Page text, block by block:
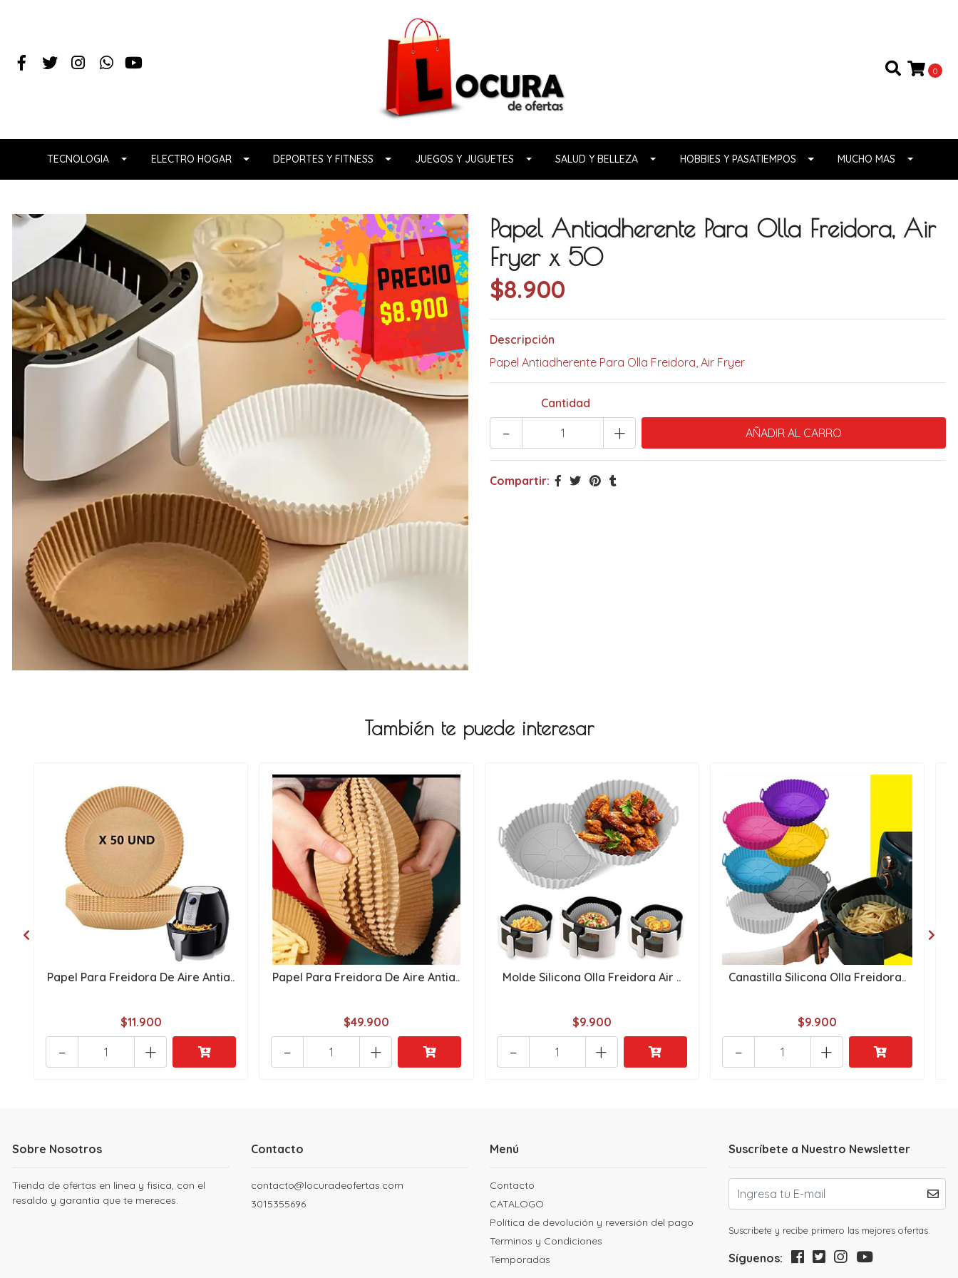
0
TECNOLOGIA ELECTRO HOGAR DEPORTES Y FITNESS JUEGOS Y JUGUETES SALUD Y BELLEZA HOBBIES Y PASATIEMPOS MUCHO MAS
Papel Antiadherente Para Olla Freidora, Air
Fryer x 50
$8.900
Descripción
Papel Antiadherente Para Olla Freidora, Air Fryer
Cantidad
+
-
Compartir:
También te puede interesar
Papel Para Freidora De Aire Antia..
$11.900
+
-
Papel Para Freidora De Aire Antia..
$49.900
+
-
Molde Silicona Olla Freidora Air ..
$9.900
+
-
Canastilla Silicona Olla Freidora..
$9.900
+
-
Sobre Nosotros
Tienda de ofertas en linea y fisica, con el
resaldo y garantia que te mereces.
Contacto
contacto@locuradeofertas.com
3015355696
Menú
Contacto
CATALOGO
Política de devolución y reversión del pago
Terminos y Condiciones
Temporadas
Suscríbete a Nuestro Newsletter
Suscribete y recibe primero las mejores ofertas.
Síguenos: